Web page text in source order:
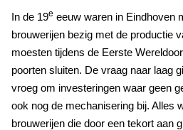
In de 19e eeuw waren in Eindhoven
brouwerijen bezig met de productie
moesten tijdens de Eerste
poorten sluiten. De vraag naar laag
vroeg om investeringen waar geen
ook nog de mechanisering bij. Alles
brouwerijen die door een tekort aan